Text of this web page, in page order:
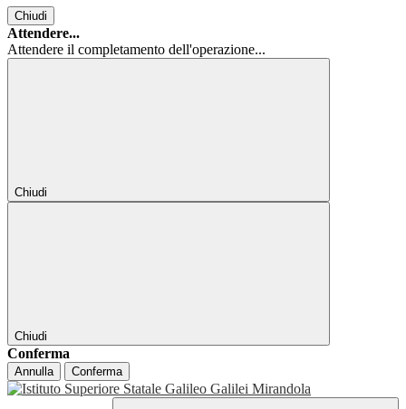
Chiudi
Attendere...
Attendere il completamento dell'operazione...
Chiudi
Chiudi
Conferma
Annulla Conferma